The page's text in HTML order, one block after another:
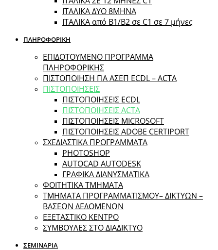
ΙΤΑΛΙΚΑ ΔΥΟ 8ΜΗΝΑ
ΙΤΑΛΙΚΑ από B1/B2 σε C1 σε 7 μήνες
ΠΛΗΡΟΦΟΡΙΚΗ
ΕΠΙΔΟΤΟΥΜΕΝΟ ΠΡΟΓΡΑΜΜΑ
ΠΛΗΡΟΦΟΡΙΚΗΣ
ΠIΣΤΟΠΟΙΗΣΗ ΓΙΑ ΑΣΕΠ ECDL – ACTA
ΠΙΣΤΟΠΟΙΗΣΕΙΣ
ΠΙΣΤΟΠΟΙΗΣΕΙΣ ECDL
ΠΙΣΤΟΠΟΙΗΣΕΙΣ ACTA
ΠΙΣΤΟΠΟΙΗΣΕΙΣ MICROSOFT
ΠΙΣΤΟΠΟΙΗΣΕΙΣ ADOBE CERTIPORT
ΣΧΕΔΙΑΣΤΙΚΑ ΠΡΟΓΡΑΜΜΑΤΑ
PHOTOSHOP
AUTOCAD AUTODESK
ΓΡΑΦΙΚΑ ΔΙΑΝΥΣΜΑΤΙΚΑ
ΦΟΙΤΗΤΙΚΑ ΤΜΗΜΑΤΑ
ΤΜΗΜΑΤΑ ΠΡΟΓΡΑΜΜΑΤΙΣΜΟΥ– ΔΙΚΤΥΩΝ –
ΒΑΣΕΩΝ ΔΕΔΟΜΕΝΩΝ
ΕΞΕΤΑΣΤΙΚΟ ΚΕΝΤΡΟ
ΣΥΜΒΟΥΛΕΣ ΣΤΟ ΔΙΑΔΙΚΤΥΟ
ΣΕΜΙΝΑΡΙΑ